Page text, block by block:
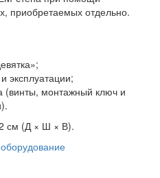
приобретаемых отдельно.
эксплуатации;
(винты, монтажный ключ и
см (Д × Ш × В).